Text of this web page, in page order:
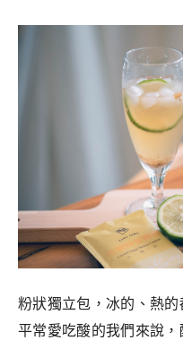
粉狀獨立包，冰的、熱
平常愛吃酸的我們來說